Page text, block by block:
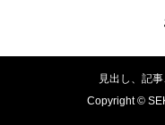
見出し、記
Copyright ©